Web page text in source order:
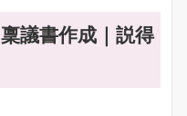
議書作成｜説得